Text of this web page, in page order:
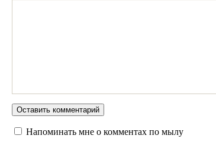
Напоминать мне о комментах по мылу